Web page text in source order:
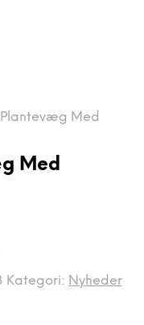
Plantevæg Med
Med
Kategori: Nyheder